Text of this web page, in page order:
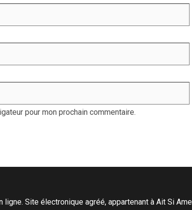
pour mon prochain commentaire.
Site électronique agréé, appartenant à Ait Si